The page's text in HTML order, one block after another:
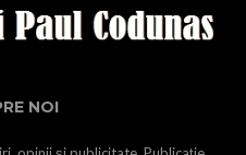
NOI